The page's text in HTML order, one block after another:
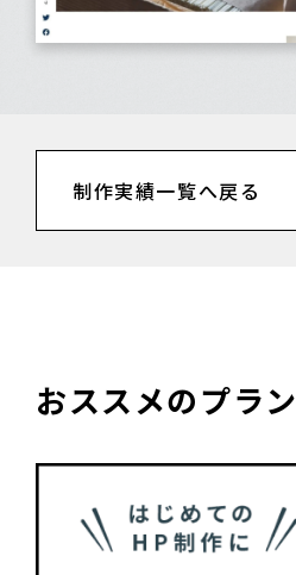
制作実績一覧へ戻る
おススメのプラン